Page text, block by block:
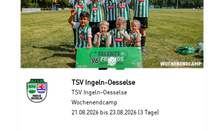
TSV Ingeln-Oesselse
TSV Ingeln-Oesselse
Wochenendcamp
21.08.2026 bis 23.08.2026 (3 Tage)